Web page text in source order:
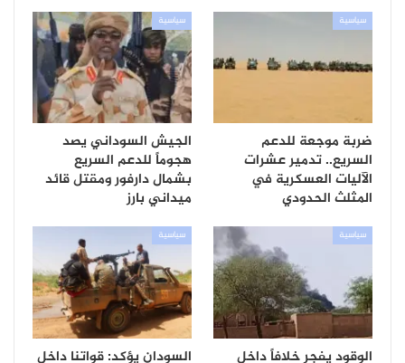
سياسية
ضربة موجعة للدعم
السريع.. تدمير عشرات
الآليات العسكرية في
المثلث الحدودي
سياسية
الجيش السوداني يصد
هجوماً للدعم السريع
بشمال دارفور ومقتل قائد
ميداني بارز
سياسية
الوقود يفجر خلافاً داخل
سياسية
السودان يؤكد: قواتنا داخل